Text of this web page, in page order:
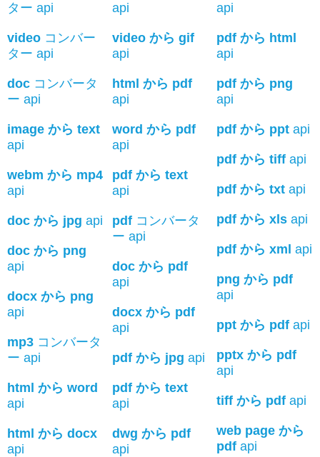
ター api
video コンバー
ター api
doc コンバータ
ー api
image から text
api
webm から mp4
api
doc から jpg api
doc から png
api
docx から png
api
mp3 コンバータ
ー api
html から word
api
html から docx
api
api
video から gif
api
html から pdf
api
word から pdf
api
pdf から text
api
pdfコンバータ
ー api
doc から pdf
api
docx から pdf
api
pdf から jpg api
pdf から text
api
dwg から pdf
api
api
pdf から html
api
pdf から png
api
pdf から ppt api
pdf から tiff api
pdf から txt api
pdf から xls api
pdf から xml api
png から pdf
api
ppt から pdf api
pptx から pdf
api
tiff から pdf api
web page から
pdf api